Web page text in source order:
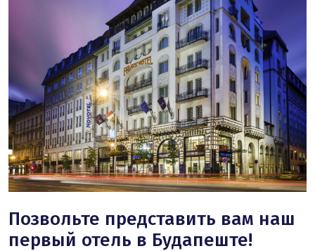
Позвольте представить вам наш
первый отель в Будапеште!